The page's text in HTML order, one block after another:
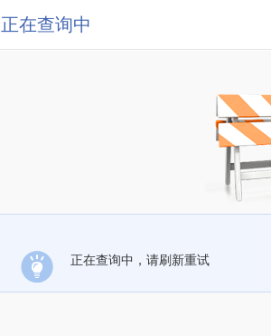
正在查询中
正在查询中，请刷新重试